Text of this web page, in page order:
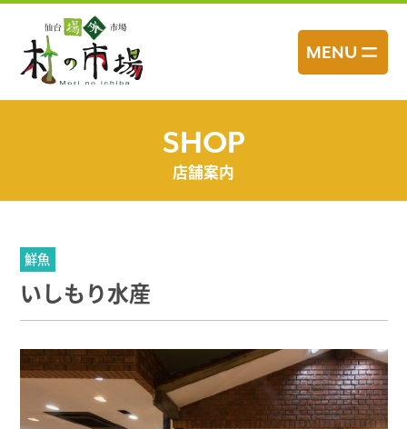
ッ
MENU
SHOP
店舗案内
鮮魚
いしもり水産